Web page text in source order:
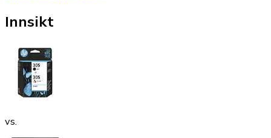
Innsikt
vs.